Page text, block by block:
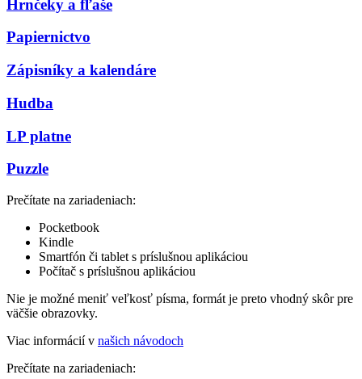
Hrnčeky a fľaše
Papiernictvo
Zápisníky a kalendáre
Hudba
LP platne
Puzzle
Prečítate na zariadeniach:
Pocketbook
Kindle
Smartfón či tablet s príslušnou aplikáciou
Počítač s príslušnou aplikáciou
Nie je možné meniť veľkosť písma, formát je preto vhodný skôr pre
väčšie obrazovky.
Viac informácií v našich návodoch
Prečítate na zariadeniach: